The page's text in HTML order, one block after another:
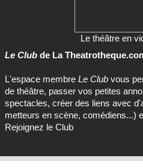
Le théâtre en
Le Club de La
L'espace membre Le Club vous
de théâtre, passer vos petites
spectacles, créer des liens avec
metteurs en scène, comédiens...)
Rejoignez le Club